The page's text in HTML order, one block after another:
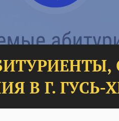
В Г. ГУСЬ-